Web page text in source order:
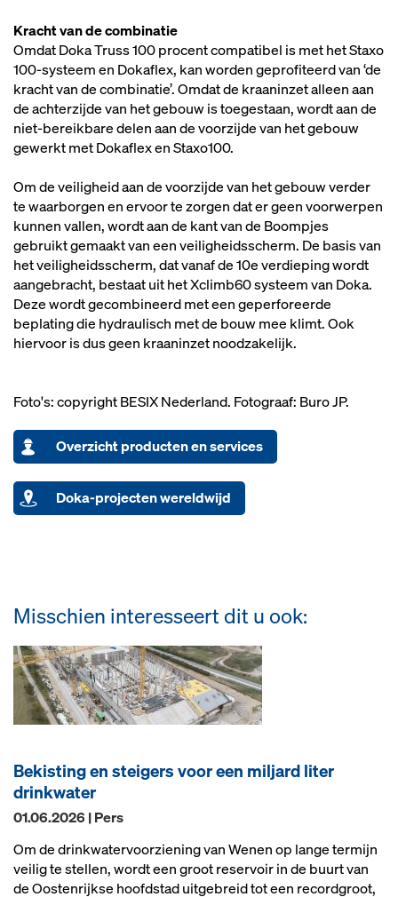
Kracht van de combinatie
Omdat Doka Truss 100 procent compatibel is met het Staxo
100-systeem en Dokaflex, kan worden geprofiteerd van ‘de
kracht van de combinatie’. Omdat de kraaninzet alleen aan
de achterzijde van het gebouw is toegestaan, wordt aan de
niet-bereikbare delen aan de voorzijde van het gebouw
gewerkt met Dokaflex en Staxo100.
Om de veiligheid aan de voorzijde van het gebouw verder
te waarborgen en ervoor te zorgen dat er geen voorwerpen
kunnen vallen, wordt aan de kant van de Boompjes
gebruikt gemaakt van een veiligheidsscherm. De basis van
het veiligheidsscherm, dat vanaf de 10e verdieping wordt
aangebracht, bestaat uit het Xclimb60 systeem van Doka.
Deze wordt gecombineerd met een geperforeerde
beplating die hydraulisch met de bouw mee klimt. Ook
hiervoor is dus geen kraaninzet noodzakelijk.
Foto's: copyright BESIX Nederland. Fotograaf: Buro JP.
Overzicht producten en services
Doka-projecten wereldwijd
Misschien interesseert dit u ook:
Bekisting en steigers voor een miljard liter
drinkwater
01.06.2026 | Pers
Om de drinkwatervoorziening van Wenen op lange termijn
veilig te stellen, wordt een groot reservoir in de buurt van
de Oostenrijkse hoofdstad uitgebreid tot een recordgroot,